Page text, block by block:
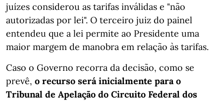
juízes considerou as tarifas inválidas e "não
autorizadas por lei". O terceiro juiz do painel
entendeu que a lei permite ao Presidente uma
maior margem de manobra em relação às tarifas.
Caso o Governo recorra da decisão, como se
prevê, o recurso será inicialmente para o
Tribunal de Apelação do Circuito Federal dos